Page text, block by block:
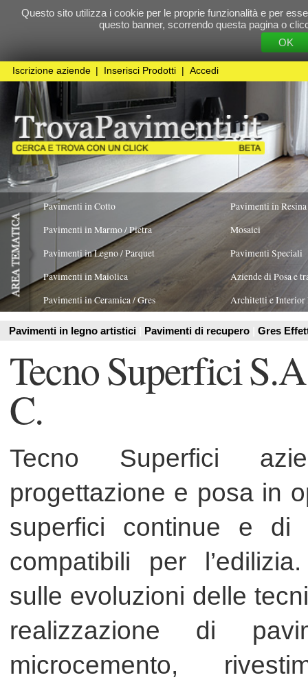
Questo sito utilizza i cookie per le proprie funzionalità e per essere sicuri che tu
questo banner, scorrendo questa pagina o cliccando
Cookie
Pavimenti in Cotto
Pavimenti in Marmo / Pietra
Pavimenti in Legno / Parquet
Pavimenti in Ceramica / Gres
Pavimenti in Resina
Pavimenti Speciali
Aziende di Posa e trattamento Pavimenti
Architetti e Interior Design
Pavimenti in legno artistici | Pavimenti di recupero | Gres Effetto Legno
Tecno Superfici S.A.S.
C.
Tecno Superfici azienda
progettazione e posa in opera
superfici continue e di
compatibili per l’edilizia.
sulle evoluzioni delle tecniche
realizzazione di
microcemento,
commerciale,
impermeabilizzazioni,
ristrutturazioni.
Tecno Superfici , da sempre un
settore dei pavimenti ed opera